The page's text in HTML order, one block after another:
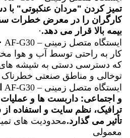
تمیز کردن "مردان عنکبوتی" با
کارگران را در معرض خطرات
بیمه بالا قرار می دهد.·
ایستگاه متصل زمینی – AF-G30
·
کار به راحتی توسط آب و هوا
که دسترسی دستی به شیشه های
توخالی و مناطق صنعتی
ایستگاه متصل زمینی – AF-G30
و اجتماعی: داربست ها و
ترافیک، نظم سایت و استفاده
تأثیر می گذارد.محدودیت های
معمولی